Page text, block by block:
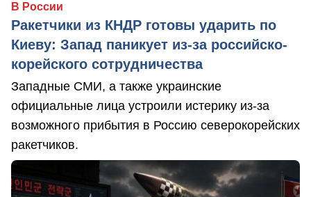
В России
Ракетчики из КНДР готовы ударить по
Киеву: Запад паникует из-за российско-
корейского сотрудничества
Западные СМИ, а также украинские
официальные лица устроили истерику из-за
возможного прибытия в Россию северокорейских
ракетчиков.